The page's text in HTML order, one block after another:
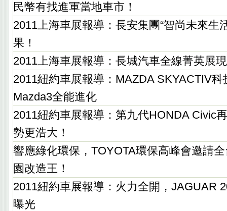
民幣有找進軍當地車市！
2011上海車展報導：長安集團“智尚未來生
果！
2011上海車展報導：長城汽車全線菁英展
2011紐約車展報導：MAZDA SKYACTIV
Mazda3全能進化
2011紐約車展報導：第九代HONDA Civic
勢更浩大！
響應綠化環保，TOYOTA環保高峰會邀請
園改造王！
2011紐約車展報導：火力全開，JAGUAR
曝光